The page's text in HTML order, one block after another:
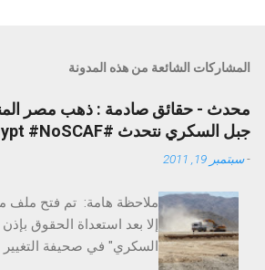
المشاركات الشائعة من هذه المدونة
محدث - حقائق صادمة : ذهب مصر
جبل السكري نتحدث #SCAF #Egypt #NoSCAF
-سبتمبر 19, 2011
ملاحظة هامة: تم فتح ملف
إلا بعد استعداة الحقوق
السكري" في صحيفة التغيير